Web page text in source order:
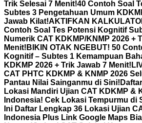
Trik Selesai 7 Menit!40 Contoh Soal
Subtes 3 Pengetahuan Umum
Jawab Kilat!AKTIFKAN
Contoh Soal Tes Potensi Kognitif
Numerik CAT KDKMP/KNMP 2026 +
Menit! BIKIN OTAK NGEBUT! 50
Kognitif – Subtes 1 Kemampuan
KDKMP 2026 + Trik Jawab 7 Menit!
CAT PHTC KDKMP & KNMP 2026
Pantau Nilai Sainganmu di Sini!
Lokasi Mandiri Ujian CAT KDKMP &
Indonesia! Cek Lokasi Tempurmu di
Ini Daftar Lengkap 36 Lokasi Ujian
Indonesia Plus Link Google Maps